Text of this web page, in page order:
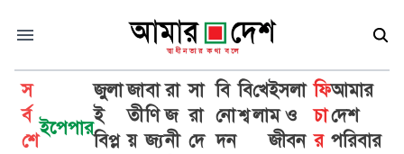
স
র্ব
শে
ইপেপার
জুলা
ই
বিপ্ল
জা
তী
য়
বা
ণি
জ্য
রা
জ
নী
সা
রা
দে
বি
নো
দন
বি
শ্ব
খে
লা
ইসলা
ম ও
জীবন
ফি
চা
র
আমার
দেশ
পরিবার